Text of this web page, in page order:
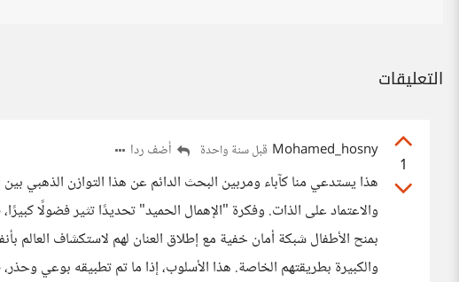
التعليقات
1
Mohamed_hosny قبل سنة واحدة أضف ردا
هذا يستدعي منا كآباء ومربين البحث الدائم عن هذا التوازن الذهبي
والاعتماد على الذات. وفكرة "الإهمال الحميد" تحديدًا تثير فضولًا
بمنح الأطفال شبكة أمان خفية مع إطلاق العنان لهم لاستكشاف العالم
والكبيرة بطريقتهم الخاصة. هذا الأسلوب، إذا ما تم تطبيقه بوعي